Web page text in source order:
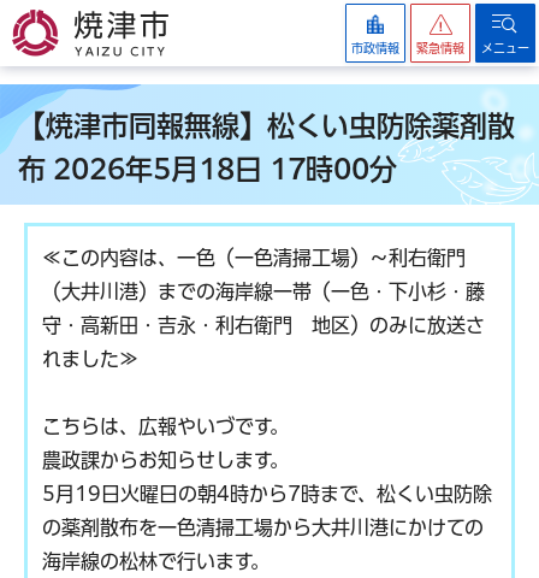
焼津市
市政情報 緊急情報 メニュー
【焼津市同報無線】松くい虫防除薬剤散
布 2026年5月18日 17時00分
≪この内容は、一色（一色清掃工場）〜利右衛門
（大井川港）までの海岸線一帯（一色・下小杉・藤
守・高新田・吉永・利右衛門 地区）のみに放送さ
れました≫
こちらは、広報やいづです。
農政課からお知らせします。
5月19日火曜日の朝4時から7時まで、松くい虫防除
の薬剤散布を一色清掃工場から大井川港にかけての
海岸線の松林で行います。